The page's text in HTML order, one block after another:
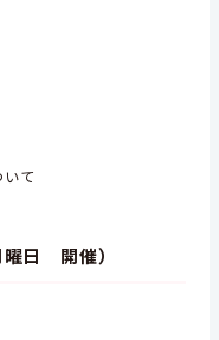
て
日 開催）